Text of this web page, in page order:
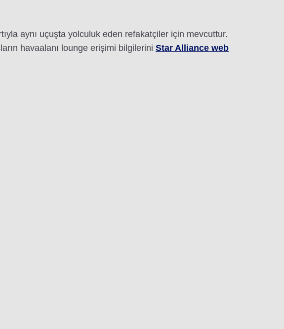
aynı uçuşta yolculuk eden refakatçiler için mevcuttur.
havaalanı lounge erişimi bilgilerini Star Alliance web